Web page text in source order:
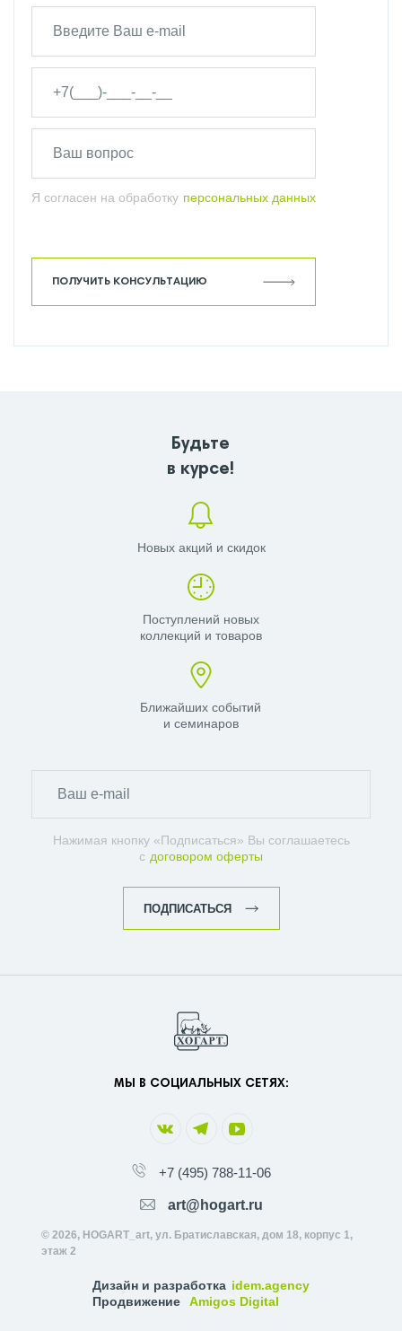
Я согласен на обработку персональных данных
ПОЛУЧИТЬ КОНСУЛЬТАЦИЮ
Будьте
в курсе!
Новых акций и скидок
Поступлений новых
коллекций и товаров
Ближайших событий
и семинаров
Нажимая кнопку «Подписаться» Вы соглашаетесь
с договором оферты
ПОДПИСАТЬСЯ
МЫ В СОЦИАЛЬНЫХ СЕТЯХ:
+7 (495) 788-11-06
art@hogart.ru
© 2026, HOGART_art, ул. Братиславская, дом 18, корпус 1,
этаж 2
Дизайн и разработка idem.agency
Продвижение
Amigos Digital